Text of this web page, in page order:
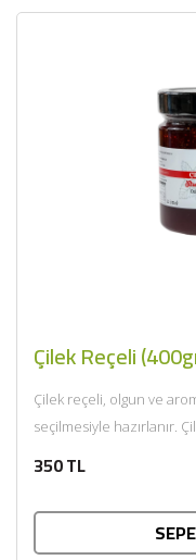
Çilek Reçeli
Çilek reçeli, olgun ve
seçilmesiyle hazırlanır.
350 TL